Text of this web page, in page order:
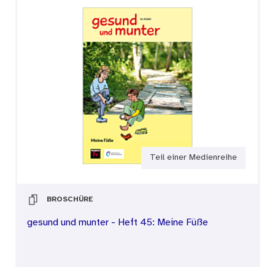
Teil einer Medienreihe
BROSCHÜRE
gesund und munter - Heft 45: Meine Füße